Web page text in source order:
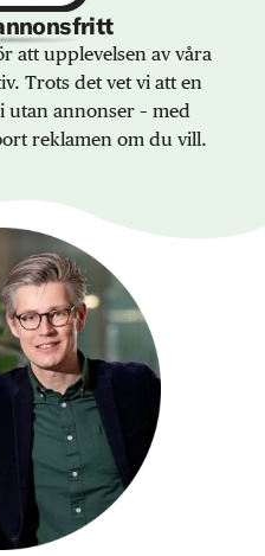
att upplevelsen av våra
Trots det vet vi att en
utan annonser – med
reklamen om du vill.